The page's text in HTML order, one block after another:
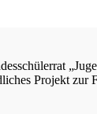
Projekt zur